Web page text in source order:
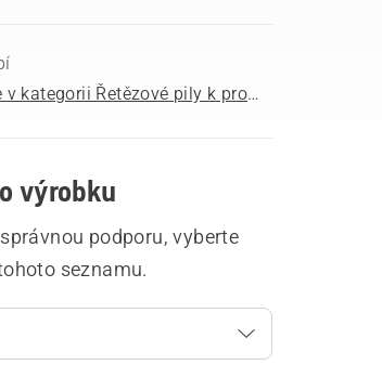
Zobrazit vše v kategorii Řetězové pily k prodeji
výrobku
podporu, vyberte
seznamu.